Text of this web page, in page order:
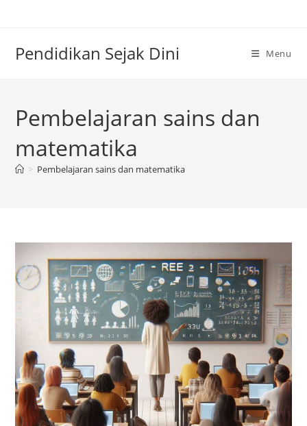
Pendidikan Sejak Dini Menu
Pembelajaran sains dan
matematika
> Pembelajaran sains dan matematika